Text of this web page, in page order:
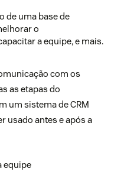
de uma base de
o
a equipe, e mais.
com os
as etapas do
um sistema de CRM
usado antes e após a
equipe